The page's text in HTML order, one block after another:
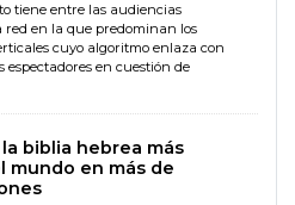
tiene entre las audiencias
red en la que predominan los
cuyo algoritmo enlaza con
espectadores en cuestión de
biblia hebrea más
mundo en más de